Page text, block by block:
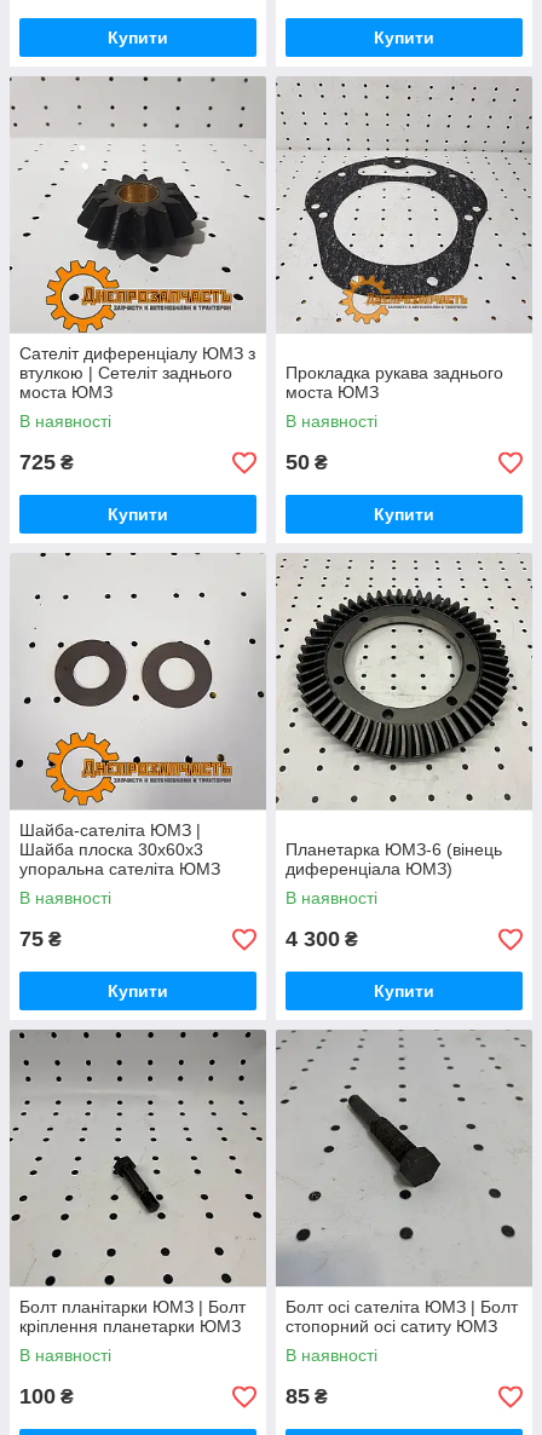
Купити Купити
Сателіт диференціалу ЮМЗ з
втулкою | Сетеліт заднього
моста ЮМЗ
В наявності
725 ₴
Купити
Прокладка рукава заднього
моста ЮМЗ
В наявності
50 ₴
Купити
Шайба-сателіта ЮМЗ |
Шайба плоска 30х60х3
упоральна сателіта ЮМЗ
В наявності
75 ₴
Купити
Планетарка ЮМЗ-6 (вінець
диференціала ЮМЗ)
В наявності
4 300 ₴
Купити
Болт планітарки ЮМЗ | Болт
кріплення планетарки ЮМЗ
В наявності
100 ₴
Болт осі сателіта ЮМЗ | Болт
стопорний осі сатиту ЮМЗ
В наявності
85 ₴